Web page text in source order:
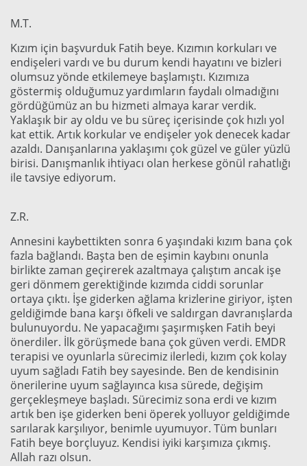
M.T.
Kızım için başvurduk Fatih beye. Kızımın korkuları ve
endişeleri vardı ve bu durum kendi hayatını ve bizleri
olumsuz yönde etkilemeye başlamıştı. Kızımıza
göstermiş olduğumuz yardımların faydalı olmadığını
gördüğümüz an bu hizmeti almaya karar verdik.
Yaklaşık bir ay oldu ve bu süreç içerisinde çok hızlı yol
kat ettik. Artık korkular ve endişeler yok denecek kadar
azaldı. Danışanlarına yaklaşımı çok güzel ve güler yüzlü
birisi. Danışmanlık ihtiyacı olan herkese gönül rahatlığı
ile tavsiye ediyorum.
Z.R.
Annesini kaybettikten sonra 6 yaşındaki kızım bana çok
fazla bağlandı. Başta ben de eşimin kaybını onunla
birlikte zaman geçirerek azaltmaya çalıştım ancak işe
geri dönmem gerektiğinde kızımda ciddi sorunlar
ortaya çıktı. İşe giderken ağlama krizlerine giriyor, işten
geldiğimde bana karşı öfkeli ve saldırgan davranışlarda
bulunuyordu. Ne yapacağımı şaşırmışken Fatih beyi
önerdiler. İlk görüşmede bana çok güven verdi. EMDR
terapisi ve oyunlarla sürecimiz ilerledi, kızım çok kolay
uyum sağladı Fatih bey sayesinde. Ben de kendisinin
önerilerine uyum sağlayınca kısa sürede, değişim
gerçekleşmeye başladı. Sürecimiz sona erdi ve kızım
artık ben işe giderken beni öperek yolluyor geldiğimde
sarılarak karşılıyor, benimle uyumuyor. Tüm bunları
Fatih beye borçluyuz. Kendisi iyiki karşımıza çıkmış.
Allah razı olsun.